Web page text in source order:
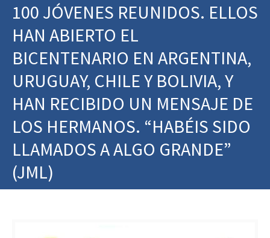
100 JÓVENES REUNIDOS. ELLOS
HAN ABIERTO EL
BICENTENARIO EN ARGENTINA,
URUGUAY, CHILE Y BOLIVIA, Y
HAN RECIBIDO UN MENSAJE DE
LOS HERMANOS. “HABÉIS SIDO
LLAMADOS A ALGO GRANDE”
(JML)